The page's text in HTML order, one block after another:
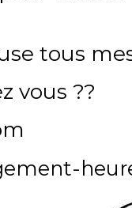
tous
vous ??